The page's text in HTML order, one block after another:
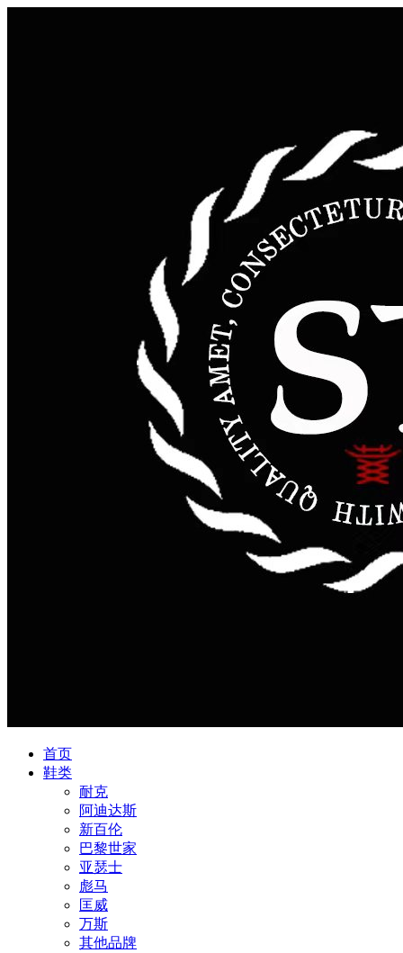
首页
鞋类
耐克
阿迪达斯
新百伦
巴黎世家
亚瑟士
彪马
匡威
万斯
其他品牌